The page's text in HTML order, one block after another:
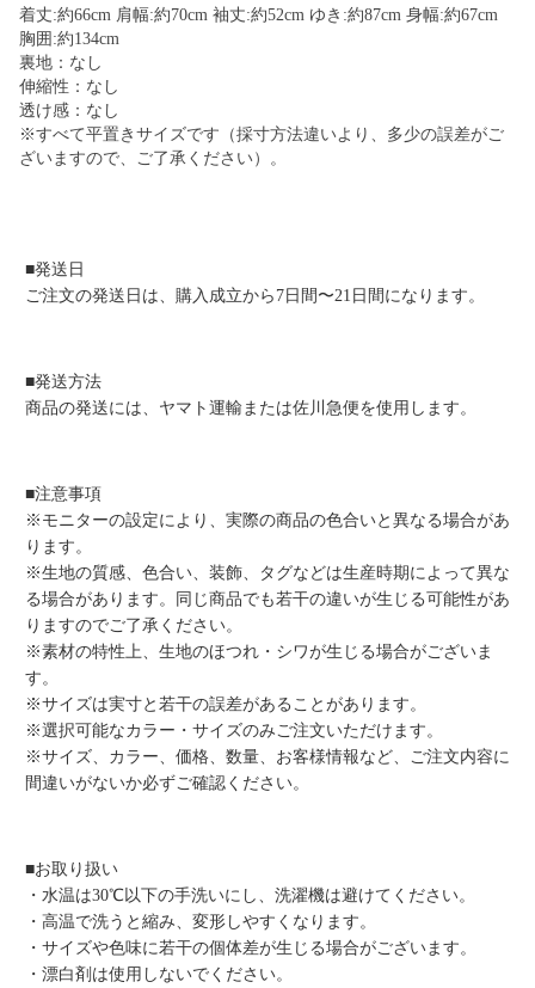
着丈:約66cm 肩幅:約70cm 袖丈:約52cm ゆき:約87cm 身幅:約67cm
胸囲:約134cm
裏地：なし
伸縮性：なし
透け感：なし
※すべて平置きサイズです（採寸方法違いより、多少の誤差がご
ざいますので、ご了承ください）。
■発送日
ご注文の発送日は、購入成立から7日間〜21日間になります。
■発送方法
商品の発送には、ヤマト運輸または佐川急便を使用します。
■注意事項
※モニターの設定により、実際の商品の色合いと異なる場合があ
ります。
※生地の質感、色合い、装飾、タグなどは生産時期によって異な
る場合があります。同じ商品でも若干の違いが生じる可能性があ
りますのでご了承ください。
※素材の特性上、生地のほつれ・シワが生じる場合がございま
す。
※サイズは実寸と若干の誤差があることがあります。
※選択可能なカラー・サイズのみご注文いただけます。
※サイズ、カラー、価格、数量、お客様情報など、ご注文内容に
間違いがないか必ずご確認ください。
■お取り扱い
・水温は30℃以下の手洗いにし、洗濯機は避けてください。
・高温で洗うと縮み、変形しやすくなります。
・サイズや色味に若干の個体差が生じる場合がございます。
・漂白剤は使用しないでください。